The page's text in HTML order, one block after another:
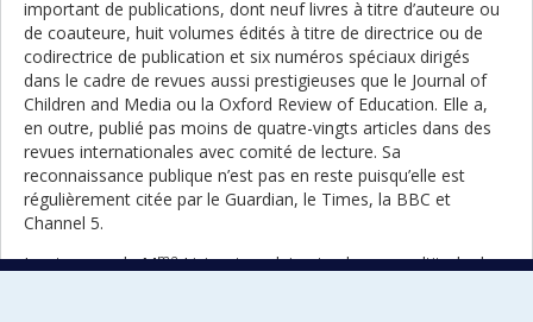
important de publications, dont neuf livres à titre d’auteure ou
de coauteure, huit volumes édités à titre de directrice ou de
codirectrice de publication et six numéros spéciaux dirigés
dans le cadre de revues aussi prestigieuses que le Journal of
Children and Media ou la Oxford Review of Education. Elle a,
en outre, publié pas moins de quatre-vingts articles dans des
revues internationales avec comité de lecture. Sa
reconnaissance publique n’est pas en reste puisqu’elle est
régulièrement citée par le Guardian, le Times, la BBC et
Channel 5.
Les travaux de MmeLivingstone lui ont valu une multitude de